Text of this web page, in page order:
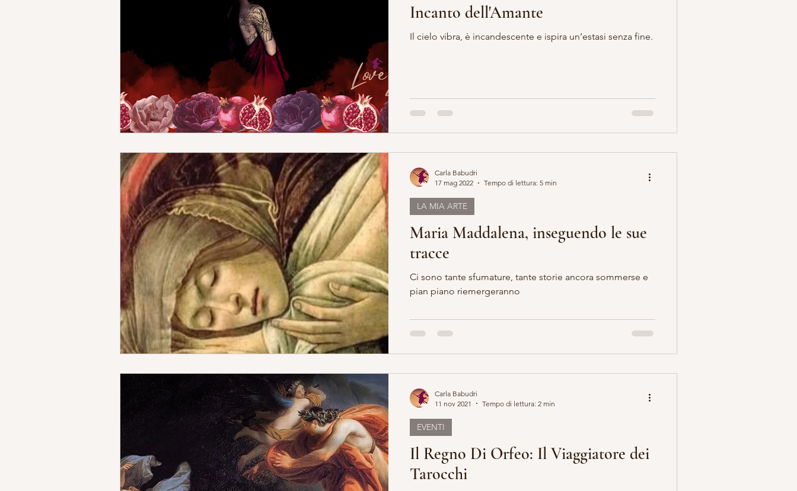
Incanto dell'Amante
Il cielo vibra, è incandescente e ispira un’estasi senza fine.
Maria Maddalena, inseguendo le sue
tracce
Ci sono tante sfumature, tante storie ancora sommerse e
pian piano riemergeranno
LA MIA ARTE
Carla Babudri
17 mag 2022
Tempo di lettura: 5 min
Il Regno Di Orfeo: Il Viaggiatore dei
Tarocchi
EVENTI
Carla Babudri
11 nov 2021
Tempo di lettura: 2 min